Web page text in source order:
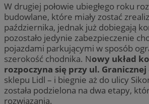
W drugiej połowie ubiegłego roku
budowlane, które miały zostać
października, jednak już dobiegają
pozostało jedynie zabezpieczenie
pojazdami parkującymi w sposób
szerokość chodnika. Nowy układ
rozpoczyna się przy ul. Granicznej
sklepu Lidl – i biegnie aż do ulicy
została podzielona na dwa etapy,
rozwiązania.